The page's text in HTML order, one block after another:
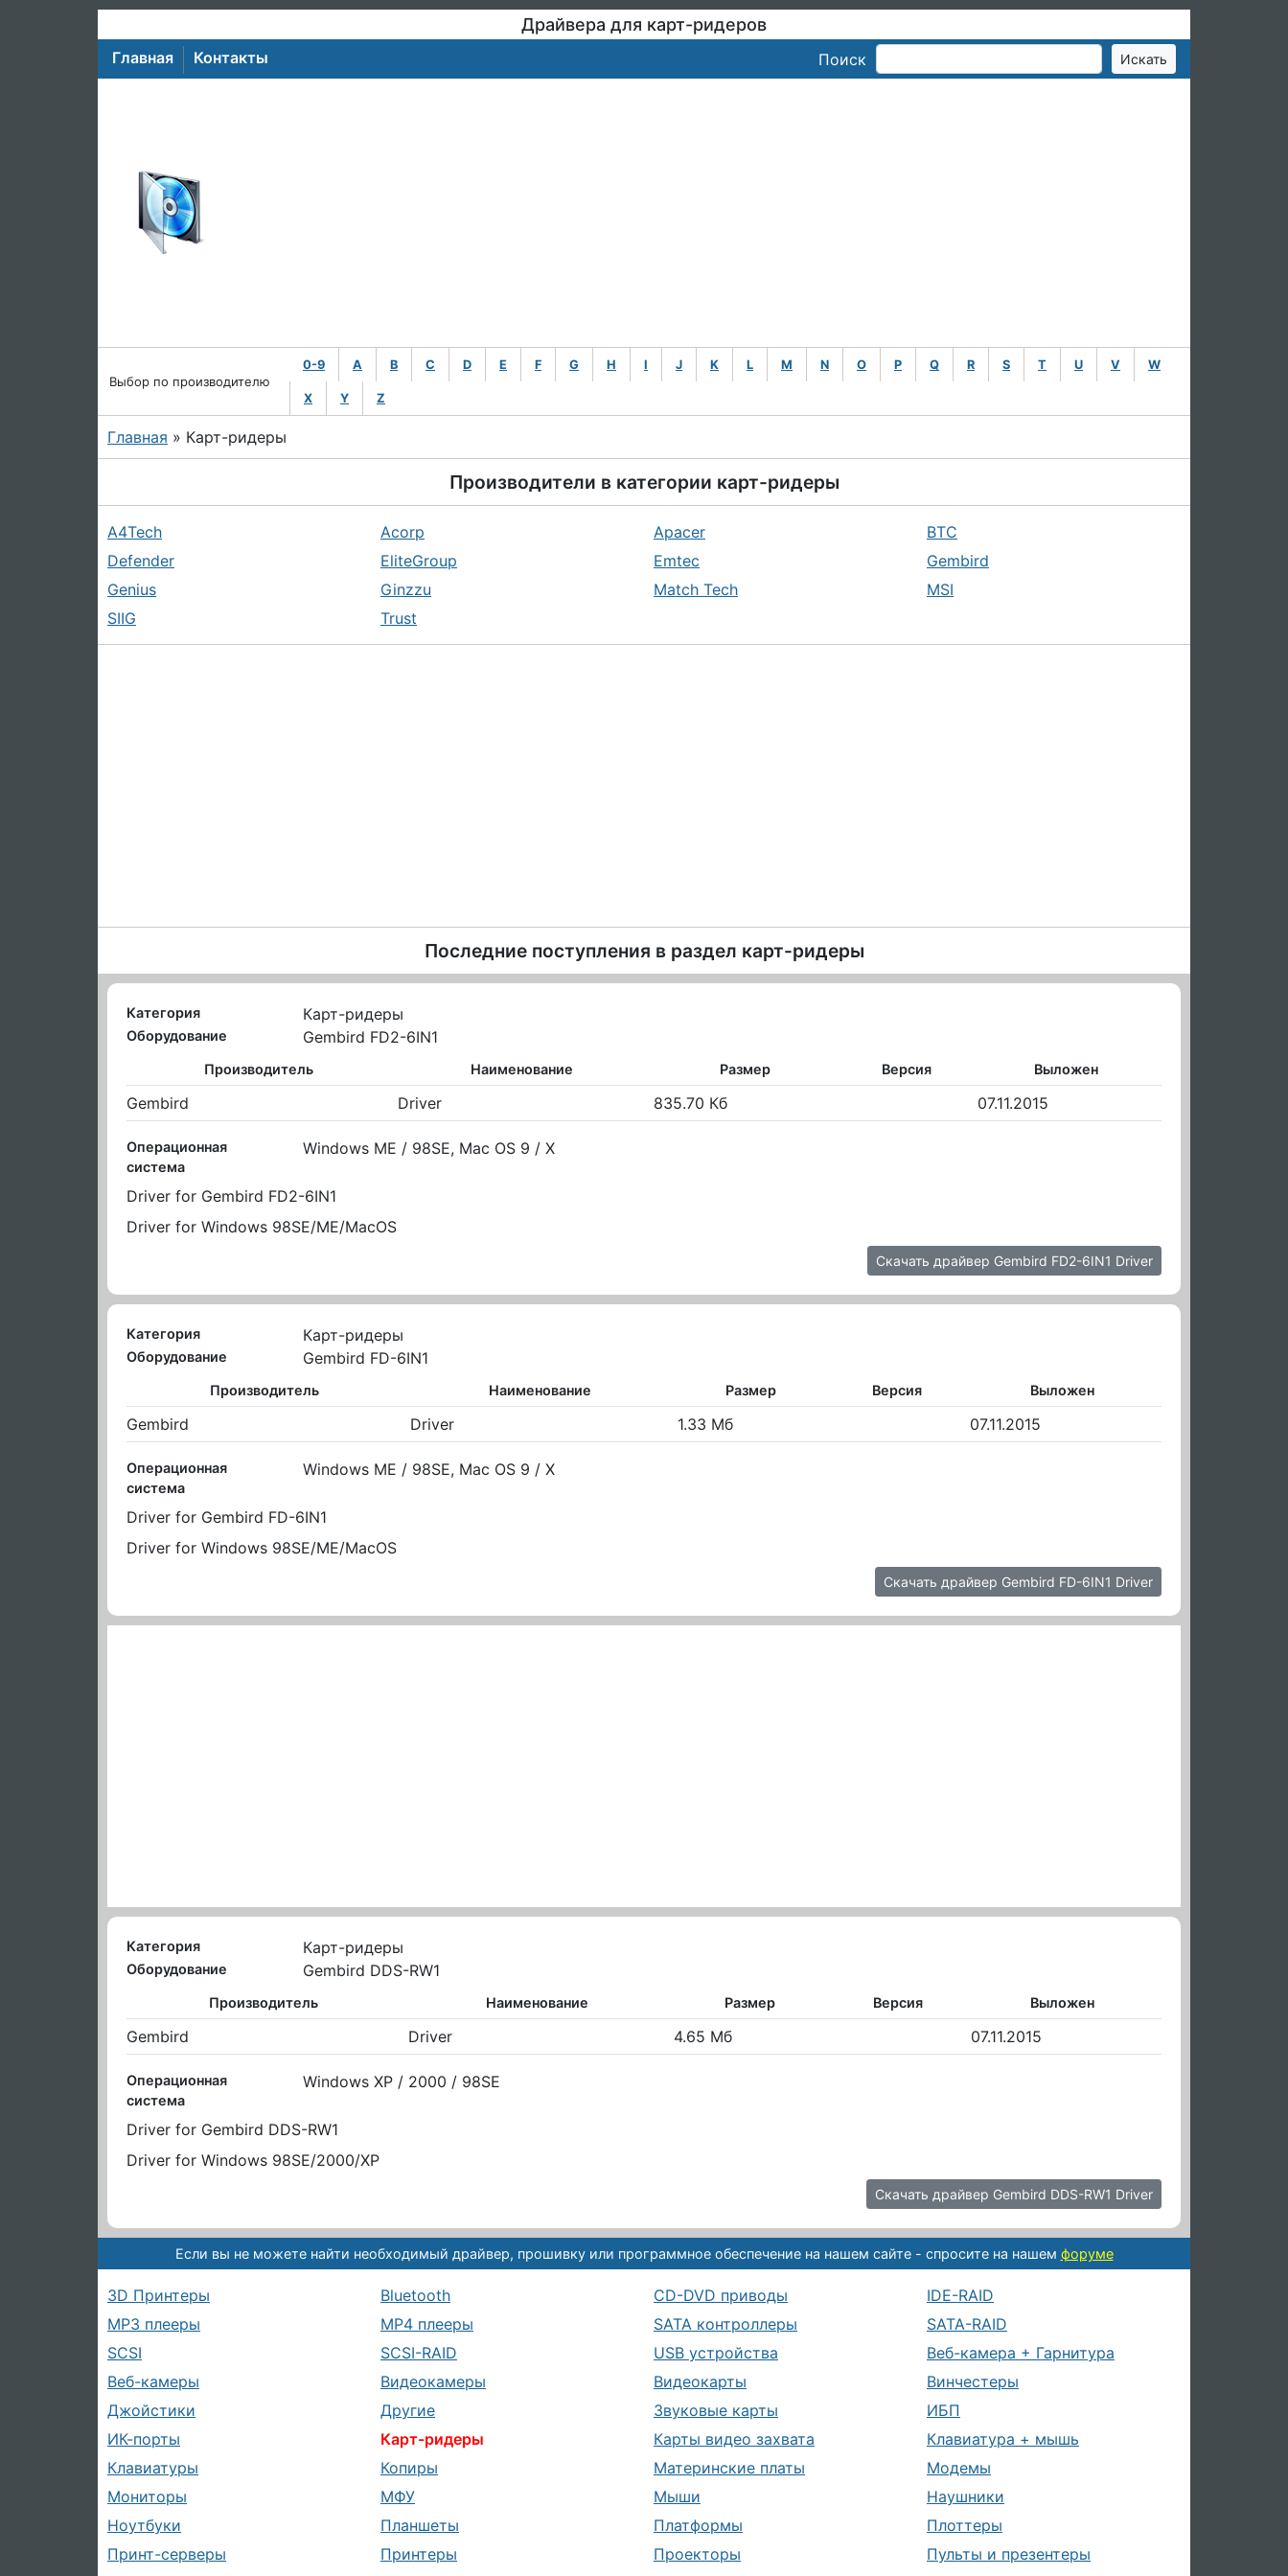
Драйвера для карт-ридеров
Главная Контакты Поиск
Выбор по производителю
0-9 A B C D E F G H I J K L M N O P Q R S T U V W
X Y Z
Главная » Карт-ридеры
Производители в категории карт-ридеры
A4Tech Acorp Apacer
BTC
Defender
EliteGroup Emtec
Gembird
Genius
Ginzzu Match Tech
MSI
SIIG
Trust
Последние поступления в раздел карт-ридеры
Категория Карт-ридеры
Оборудование Gembird FD2-6IN1
Производитель Наименование Размер Версия Выложен
Gembird Driver 835.70 Кб 07.11.2015
Операционная
система
Windows ME / 98SE, Mac OS 9 / X
Driver for Gembird FD2-6IN1
Driver for Windows 98SE/ME/MacOS
Скачать драйвер Gembird FD2-6IN1 Driver
Категория Карт-ридеры
Оборудование Gembird FD-6IN1
Производитель Наименование Размер Версия Выложен
Gembird Driver 1.33 Мб 07.11.2015
Операционная
система
Windows ME / 98SE, Mac OS 9 / X
Driver for Gembird FD-6IN1
Driver for Windows 98SE/ME/MacOS
Скачать драйвер Gembird FD-6IN1 Driver
Категория Карт-ридеры
Оборудование Gembird DDS-RW1
Производитель Наименование Размер Версия Выложен
Gembird Driver 4.65 Мб 07.11.2015
Операционная
система
Windows XP / 2000 / 98SE
Driver for Gembird DDS-RW1
Driver for Windows 98SE/2000/XP
Скачать драйвер Gembird DDS-RW1 Driver
Если вы не можете найти необходимый драйвер, прошивку или программное обеспечение на нашем сайте - спросите на нашем форуме
3D Принтеры Bluetooth CD-DVD приводы
IDE-RAID
MP3 плееры
MP4 плееры SATA контроллеры
SATA-RAID
SCSI
SCSI-RAID USB устройства
Веб-камера + Гарнитура
Веб-камеры
Видеокамеры Видеокарты
Винчестеры
Джойстики
Другие Звуковые карты
ИБП
ИК-порты
Карт-ридеры Карты видео захвата
Клавиатура + мышь
Клавиатуры
Копиры Материнские платы
Модемы
Мониторы
МФУ Мыши
Наушники
Ноутбуки
Планшеты Платформы
Плоттеры
Принт-серверы
Принтеры Проекторы
Пульты и презентеры